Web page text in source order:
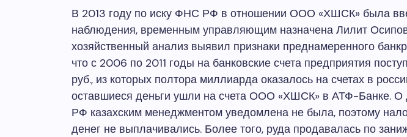
В 2013 году по иску ФНС РФ в отношении ООО «ХШСК» была
наблюдения, временным управляющим назначена Лилит
хозяйственный анализ выявил признаки преднамеренного
что с 2006 по 2011 годы на банковские счета предприятия
руб., из которых полтора миллиарда оказалось на счетах в
оставшиеся деньги ушли на счета ООО «ХШСК» в АТФ-Банке. О
РФ казахским менеджментом уведомлена не была, поэтому
денег не выплачивались. Более того, руда продавалась по